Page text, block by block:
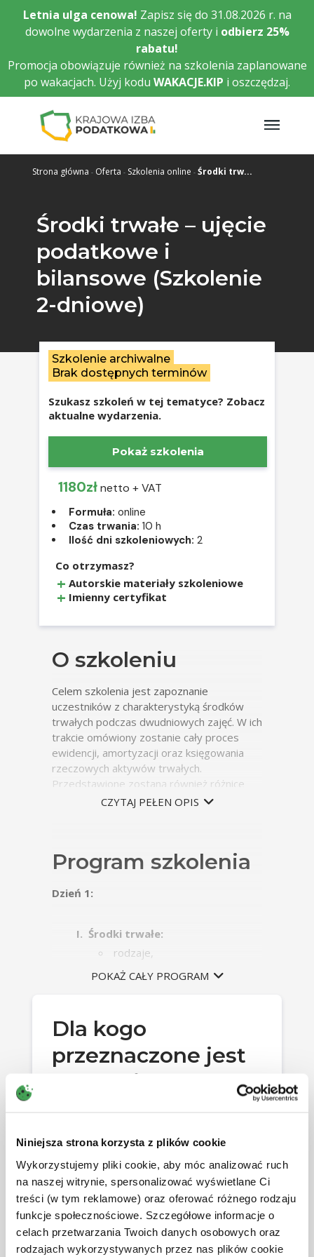
Niniejsza strona korzysta z plików cookie
Wykorzystujemy pliki cookie, aby móc analizować ruch
na naszej witrynie, spersonalizować wyświetlane Ci
treści (w tym reklamowe) oraz oferować różnego rodzaju
funkcje społecznościowe. Szczegółowe informacje o
celach przetwarzania Twoich danych osobowych oraz
rodzajach wykorzystywanych przez nas plików cookie
Przejdź
treści
Letnia ulga cenowa! Zapisz się do 31.08.2026 r. na
dowolne wydarzenia z naszej oferty i odbierz 25%
rabatu!
Promocja obowiązuje również na szkolenia zaplanowane
po wakacjach. Użyj kodu WAKACJE.KIP i oszczędzaj.
Strona główna Oferta Szkolenia online Środki trw...
Środki trwałe – ujęcie
podatkowe i
bilansowe (Szkolenie
2-dniowe)
Szkolenie archiwalne
Brak dostępnych terminów
Szukasz szkoleń w tej tematyce? Zobacz
aktualne wydarzenia.
Pokaż szkolenia
1180złnetto + VAT
Formuła: online
Czas trwania: 10 h
Ilość dni szkoleniowych: 2
Co otrzymasz?
Autorskie materiały szkoleniowe
Imienny certyfikat
O szkoleniu
Celem szkolenia jest zapoznanie
uczestników z charakterystyką środków
trwałych podczas dwudniowych zajęć. W ich
trakcie omówiony zostanie cały proces
ewidencji, amortyzacji oraz księgowania
rzeczowych aktywów trwałych.
Przedstawione zostaną również różnice
pomiędzy prawem podatkowym a
prawidłowej prezentacji rzeczowych
aktywów trwałych w sprawozdaniu
finansowym.
CZYTAJ PEŁEN OPIS
Program szkolenia
Dzień 1:
Środki trwałe:
rodzaje,
ustalenie wartości
początkową bilansową,
co wpływa na wartość
początkową podatkową.
Ewidencja środków trwałych:
uzgodnienie ewidencji z
odpowiednimi saldami kont
księgowych,
JPK_ŚT kogo będzie dotyczył
ten obowiązek.
POKAŻ CAŁY PROGRAM
Dla kogo
przeznaczone jest
szkolenie?
studenci,
pracownicy biur rachunkowych,